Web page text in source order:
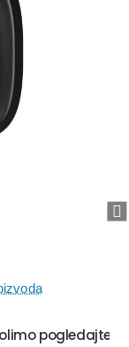
pogledajte